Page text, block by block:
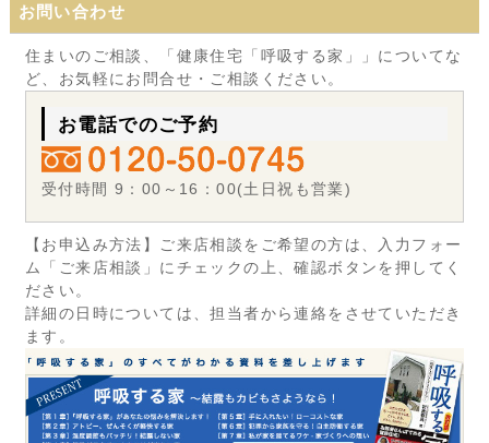
お問い合わせ
住まいのご相談、「健康住宅「呼吸する家」」についてな
ど、お気軽にお問合せ・ご相談ください。
お電話でのご予約
受付時間 9：00～16：00(土日祝も営業)
【お申込み方法】ご来店相談をご希望の方は、入力フォー
ム「ご来店相談」にチェックの上、確認ボタンを押してく
ださい。
詳細の日時については、担当者から連絡をさせていただき
ます。